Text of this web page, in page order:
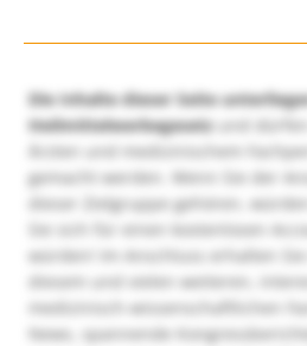
Die Inhalte dieser Seite
Heilmittelwerbegesetzund dürfen
Ärzten und medizinischem
gemacht werden. Wenn Sie der
dieser Zielgruppe gehören,
Sie sich für einen kostenlosen
würden! Im Anschluss erhalten
diesem und vielen weiteren,
medizinisch-wissenschaftlichen
News, spannende